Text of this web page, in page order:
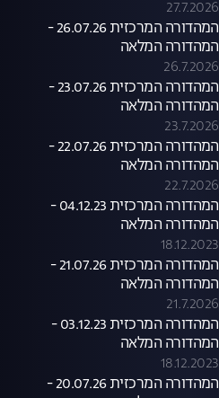
27.7.2026
המהדורה המרכזית 26.07.26 -
המהדורה המלאה
26.7.2026
המהדורה המרכזית 23.07.26 -
המהדורה המלאה
23.7.2026
המהדורה המרכזית 22.07.26 -
המהדורה המלאה
22.7.2026
המהדורה המרכזית 04.12.23 -
המהדורה המלאה
18.12.2023
המהדורה המרכזית 21.07.26 -
המהדורה המלאה
21.7.2026
המהדורה המרכזית 03.12.23 -
המהדורה המלאה
18.12.2023
המהדורה המרכזית 20.07.26 -